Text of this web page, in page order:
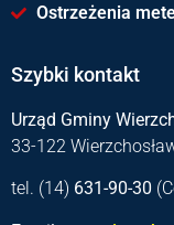
Ostrzeżenia
Szybki kontakt
Urząd Gminy
33-122
tel. (14) 631-90-30